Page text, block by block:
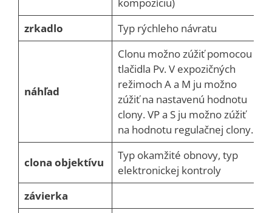
zrkadlo
Typ rýchleho návratu
náhľad
Clonu možno zúžiť pomocou
tlačidla Pv. V expozičných
režimoch A a M ju možno
zúžiť na nastavenú hodnotu
clony. VP a S ju možno zúžiť
na hodnotu regulačnej clony.
clona objektívu
Typ okamžité obnovy, typ
elektronickej kontroly
závierka